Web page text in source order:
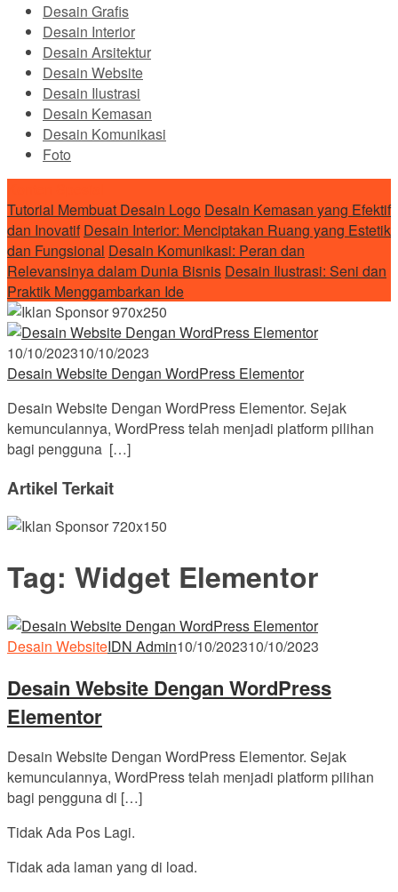
Desain Grafis
Desain Interior
Desain Arsitektur
Desain Website
Desain Ilustrasi
Desain Kemasan
Desain Komunikasi
Foto
Tutorial Membuat Desain Logo Desain Kemasan yang Efektif
dan Inovatif Desain Interior: Menciptakan Ruang yang Estetik
dan Fungsional Desain Komunikasi: Peran dan
Relevansinya dalam Dunia Bisnis Desain Ilustrasi: Seni dan
Praktik Menggambarkan Ide
10/10/202310/10/2023
Desain Website Dengan WordPress Elementor
Desain Website Dengan WordPress Elementor. Sejak
kemunculannya, WordPress telah menjadi platform pilihan
bagi pengguna […]
Artikel Terkait
Tag: Widget Elementor
Desain WebsiteIDN Admin10/10/202310/10/2023
Desain Website Dengan WordPress
Elementor
Desain Website Dengan WordPress Elementor. Sejak
kemunculannya, WordPress telah menjadi platform pilihan
bagi pengguna di […]
Tidak Ada Pos Lagi.
Tidak ada laman yang di load.